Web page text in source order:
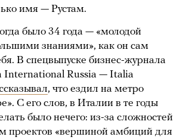
имя — Рустам.
было 34 года — «молодой
знаниями», как он сам
В спецвыпуске бизнес-журнала
International Russia — Italia
, что ездил на метро
С его слов, в Италии в те годы
было нечего: из-за сложностей
проектов «вершиной амбиций для